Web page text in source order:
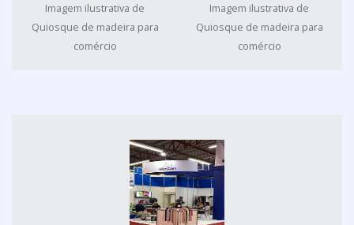
Imagem ilustrativa de
Quiosque de madeira para
comércio
Imagem ilustrativa de
Quiosque de madeira para
comércio